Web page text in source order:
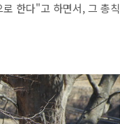
한다"고 하면서, 그 총칙